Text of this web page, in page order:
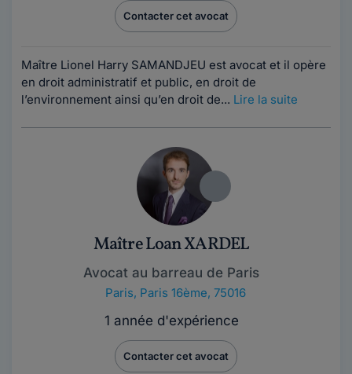
Contacter cet avocat
Maître Lionel Harry SAMANDJEU est avocat et il opère
en droit administratif et public, en droit de
l’environnement ainsi qu’en droit de... Lire la suite
Maître Loan XARDEL
Avocat au barreau de Paris
Paris, Paris 16ème, 75016
1 année d'expérience
Contacter cet avocat